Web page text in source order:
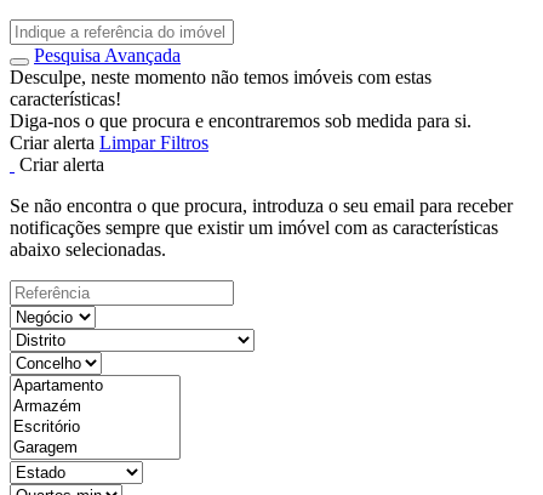
Pesquisa Avançada
Desculpe, neste momento não temos imóveis com estas
características!
Diga-nos o que procura e encontraremos sob medida para si.
Criar alerta Limpar Filtros
Criar alerta
Se não encontra o que procura, introduza o seu email para receber
notificações sempre que existir um imóvel com as características
abaixo selecionadas.